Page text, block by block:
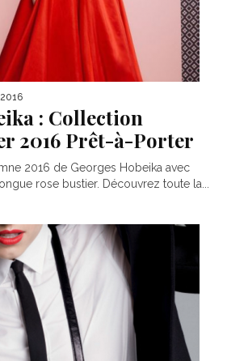
: Collection
2016 Prêt-à-Porter
2016 de Georges Hobeika avec
rose bustier. Découvrez toute la...